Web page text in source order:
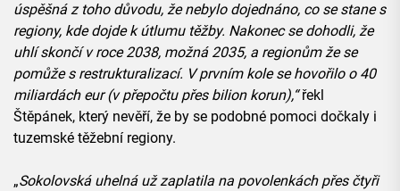
úspěšná z toho důvodu, že nebylo dojednáno, co se stane s
regiony, kde dojde k útlumu těžby. Nakonec se dohodli, že
uhlí skončí v roce 2038, možná 2035, a regionům že se
pomůže s restrukturalizací. V prvním kole se hovořilo o 40
miliardách eur (v přepočtu přes bilion korun),“řekl
Štěpánek, který nevěří, že by se podobné pomoci dočkaly i
tuzemské těžební regiony.
„Sokolovská uhelná už zaplatila na povolenkách přes čtyři